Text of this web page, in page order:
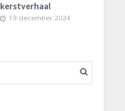
kerstverhaal
19 december 2024